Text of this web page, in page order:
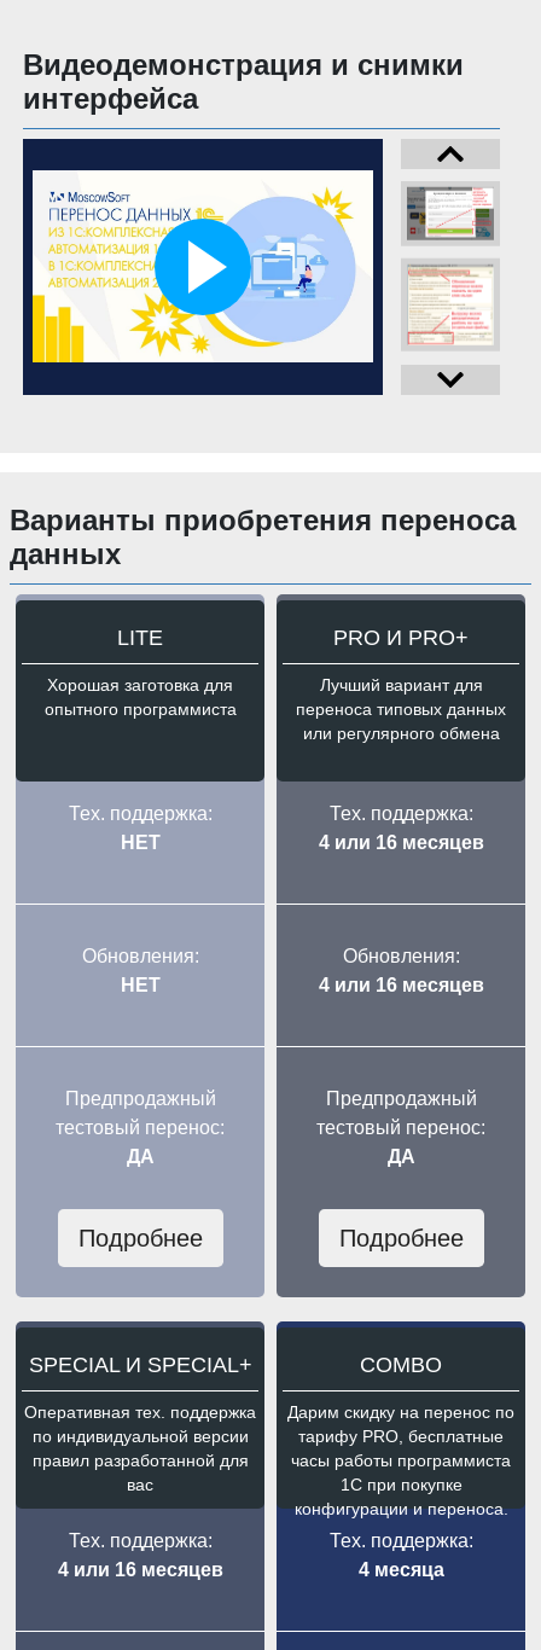
Видеодемонстрация и снимки
интерфейса
Варианты приобретения переноса
данных
LITE
Хорошая заготовка для
опытного программиста
Тех. поддержка:
НЕТ
Обновления:
НЕТ
Предпродажный
тестовый перенос:
ДА
Подробнее
PRO И PRO+
Лучший вариант для
переноса типовых данных
или регулярного обмена
Тех. поддержка:
4 или 16 месяцев
Обновления:
4 или 16 месяцев
Предпродажный
тестовый перенос:
ДА
Подробнее
SPECIAL И SPECIAL+
Оперативная тех. поддержка
по индивидуальной версии
правил разработанной для
вас
Тех. поддержка:
4 или 16 месяцев
COMBO
Дарим скидку на перенос по
тарифу PRO, бесплатные
часы работы программиста
1С при покупке
конфигурации и переноса.
Тех. поддержка:
4 месяца